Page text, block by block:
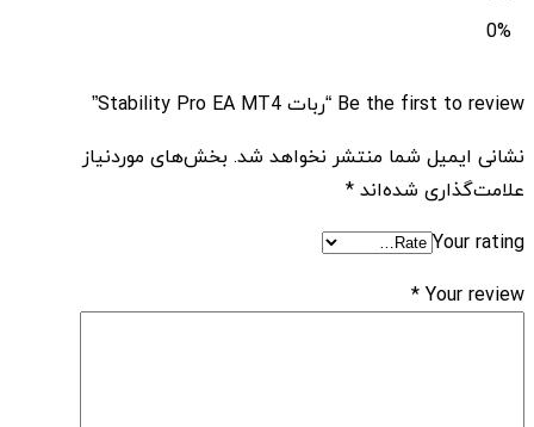
0%
Be the first to review “ربات Stability Pro EA MT4”
نشانی ایمیل شما منتشر نخواهد شد. بخش‌های موردنیاز
علامت‌گذاری شده‌اند*
Your rating
Your review
*